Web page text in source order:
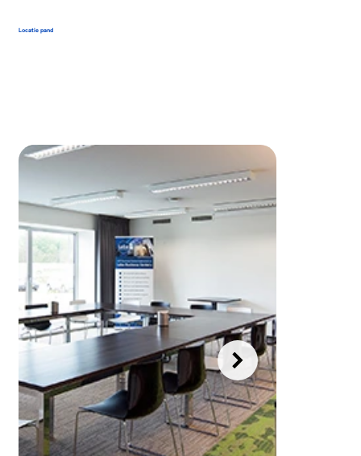
Locatie pand